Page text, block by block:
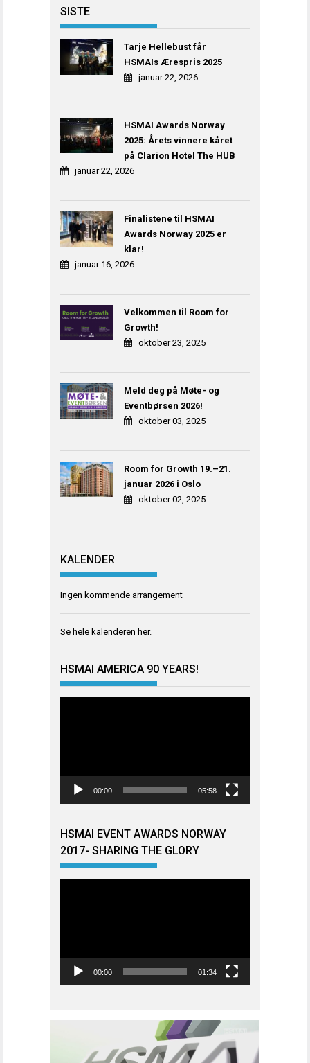
SISTE
Tarje Hellebust får
HSMAIs Ærespris 2025
januar 22, 2026
HSMAI Awards Norway
2025: Årets vinnere kåret
på Clarion Hotel The HUB
januar 22, 2026
Finalistene til HSMAI
Awards Norway 2025 er
klar!
januar 16, 2026
Velkommen til Room for
Growth!
oktober 23, 2025
Meld deg på Møte- og
Eventbørsen 2026!
oktober 03, 2025
Room for Growth 19.–21.
januar 2026 i Oslo
oktober 02, 2025
KALENDER
Ingen kommende arrangement
Se hele kalenderen her.
HSMAI AMERICA 90 YEARS!
00:00 05:58
HSMAI EVENT AWARDS NORWAY
2017- SHARING THE GLORY
00:00 01:34